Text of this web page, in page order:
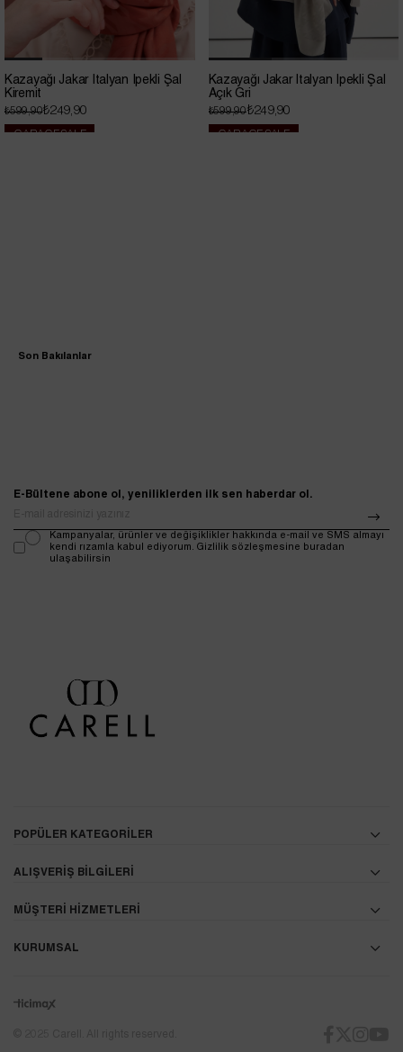
Kazayağı Jakar İtalyan İpekli Şal
Kiremit
₺249,90
₺599,90
GARAGE SALE
Kazayağı Jakar İtalyan İpekli Şal
Açık Gri
₺249,90
₺599,90
GARAGE SALE
Son Bakılanlar
E-Bültene abone ol, yeniliklerden ilk sen haberdar ol.
Kampanyalar, ürünler ve değişiklikler hakkında e-mail ve SMS almayı
kendi rızamla kabul ediyorum. Gizlilik sözleşmesine buradan
ulaşabilirsin
POPÜLER KATEGORİLER
ALIŞVERİŞ BİLGİLERİ
MÜŞTERİ HİZMETLERİ
KURUMSAL